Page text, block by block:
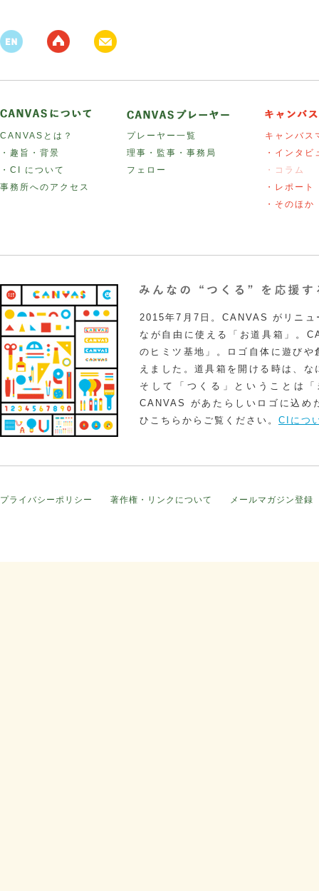
CANVASとは？
・趣旨・背景
・CI について
事務所へのアクセス
プレーヤー一覧
理事・監事・事務局
フェロー
キャンバス
・インタビ
・コラム
・レポート
・そのほか
2015年7月7日。CANVAS がリニュ
なが自由に使える「お道具箱」。
のヒミツ基地」。ロゴ自体に遊び
えました。道具箱を開ける時は、
そして「つくる」ということは
CANVAS があたらしいロゴに込め
ひこちらからご覧ください。 CIにつ
プライバシーポリシー 著作権・リンクについて メールマガジン登録